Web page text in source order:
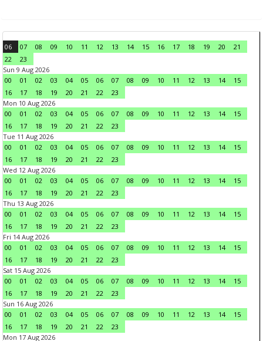
06 07 08 09 10 11 12 13 14 15 16 17 18 19 20
21
22
23
Sun 9 Aug 2026
00
01 02 03 04 05 06 07 08 09 10 11 12 13 14
15
16
17 18 19 20 21 22
23
Mon 10 Aug 2026
00
01 02 03 04 05 06 07 08 09 10 11 12 13 14
15
16
17 18 19 20 21 22
23
Tue 11 Aug 2026
00
01 02 03 04 05 06 07 08 09 10 11 12 13 14
15
16
17 18 19 20 21 22
23
Wed 12 Aug 2026
00
01 02 03 04 05 06 07 08 09 10 11 12 13 14
15
16
17 18 19 20 21 22
23
Thu 13 Aug 2026
00
01 02 03 04 05 06 07 08 09 10 11 12 13 14
15
16
17 18 19 20 21 22
23
Fri 14 Aug 2026
00
01 02 03 04 05 06 07 08 09 10 11 12 13 14
15
16
17 18 19 20 21 22
23
Sat 15 Aug 2026
00
01 02 03 04 05 06 07 08 09 10 11 12 13 14
15
16
17 18 19 20 21 22
23
Sun 16 Aug 2026
00
01 02 03 04 05 06 07 08 09 10 11 12 13 14
15
16
17 18 19 20 21 22
23
Mon 17 Aug 2026